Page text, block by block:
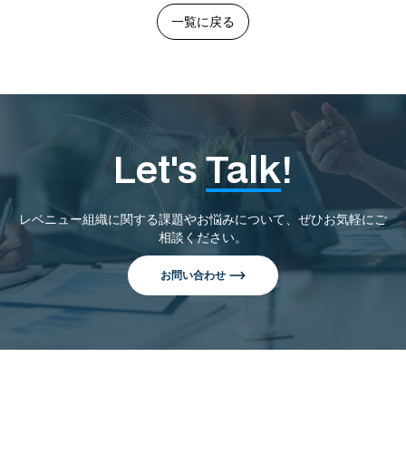
一覧に戻る
Let'sTalk!
レベニュー組織に関する課題やお悩みについて、ぜひお気軽にご
相談ください。
お問い合わせ